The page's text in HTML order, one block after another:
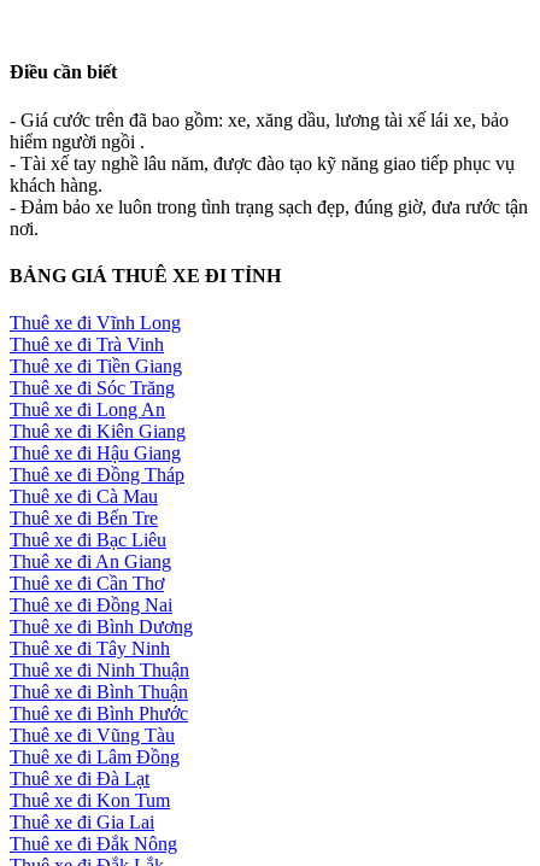
Điều cần biết
- Giá cước trên đã bao gồm: xe, xăng dầu, lương tài xế lái xe, bảo
hiểm người ngồi .
- Tài xế tay nghề lâu năm, được đào tạo kỹ năng giao tiếp phục vụ
khách hàng.
- Đảm bảo xe luôn trong tình trạng sạch đẹp, đúng giờ, đưa rước tận
nơi.
BẢNG GIÁ THUÊ XE ĐI TỈNH
Thuê xe đi Vĩnh Long
Thuê xe đi Trà Vinh
Thuê xe đi Tiền Giang
Thuê xe đi Sóc Trăng
Thuê xe đi Long An
Thuê xe đi Kiên Giang
Thuê xe đi Hậu Giang
Thuê xe đi Đồng Tháp
Thuê xe đi Cà Mau
Thuê xe đi Bến Tre
Thuê xe đi Bạc Liêu
Thuê xe đi An Giang
Thuê xe đi Cần Thơ
Thuê xe đi Đồng Nai
Thuê xe đi Bình Dương
Thuê xe đi Tây Ninh
Thuê xe đi Ninh Thuận
Thuê xe đi Bình Thuận
Thuê xe đi Bình Phước
Thuê xe đi Vũng Tàu
Thuê xe đi Lâm Đồng
Thuê xe đi Đà Lạt
Thuê xe đi Kon Tum
Thuê xe đi Gia Lai
Thuê xe đi Đắk Nông